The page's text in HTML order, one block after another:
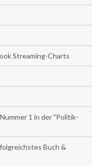
Streaming-Charts
1 in der "Politik-
Buch &